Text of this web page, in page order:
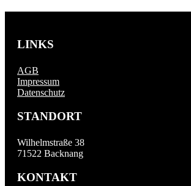
LINKS
AGB
Impressum
Datenschutz
STANDORT
Wilhelmstraße 38
71522 Backnang
KONTAKT